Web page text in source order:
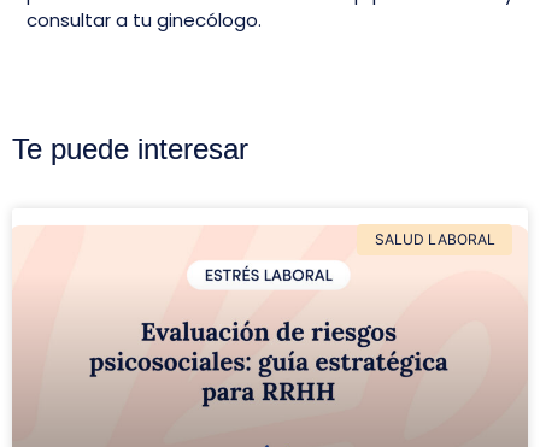
consultar a tu ginecólogo.
Te puede interesar
SALUD LABORAL